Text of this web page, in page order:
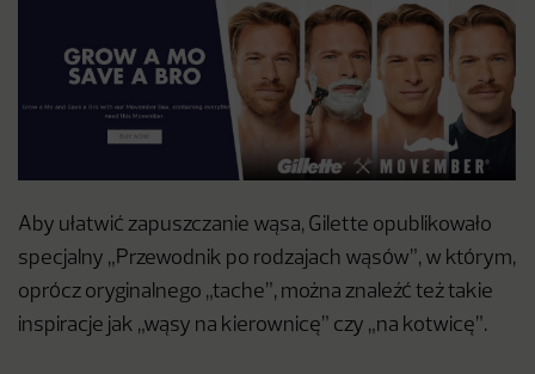
Aby ułatwić zapuszczanie wąsa, Gilette opublikowało
specjalny „Przewodnik po rodzajach wąsów”, w którym,
oprócz oryginalnego „tache”, można znaleźć też takie
inspiracje jak „wąsy na kierownicę” czy „na kotwicę”.